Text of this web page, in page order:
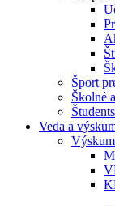
Šport
Školné
Veda a